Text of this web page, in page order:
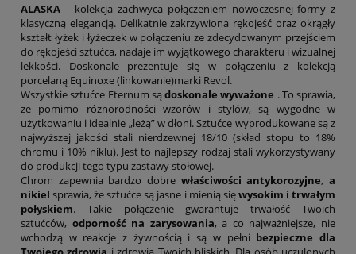
ALASKA – kolekcja zachwyca połączeniem nowoczesnej formy z
klasyczną elegancją. Delikatnie zakrzywiona rękojeść oraz okrągły
kształt łyżek i łyżeczek w połączeniu ze zdecydowanym przejściem
do rękojeści sztućca, nadaje im wyjątkowego charakteru i wizualnej
lekkości. Doskonale prezentuje się w połączeniu z kolekcją
porcelaną Equinoxe (linkowanie)marki Revol.
Wszystkie sztućce Eternum są doskonale wyważone . To sprawia,
że pomimo różnorodności wzorów i stylów, są wygodne w
użytkowaniu i idealnie „leżą” w dłoni. Sztućce wyprodukowane są z
najwyższej jakości stali nierdzewnej 18/10 (skład stopu to 18%
chromu i 10% niklu). Jest to najlepszy rodzaj stali wykorzystywany
do produkcji tego typu zastawy stołowej.
Chrom zapewnia bardzo dobre właściwości antykorozyjne,a
nikiel sprawia, że sztućce są jasne i mienią sięwysokim i trwałym
połyskiem. Takie połączenie gwarantuje trwałość Twoich
sztućców, odporność na zarysowania, a co najważniejsze, nie
wchodzą w reakcje z żywnością i są w pełni bezpieczne dla